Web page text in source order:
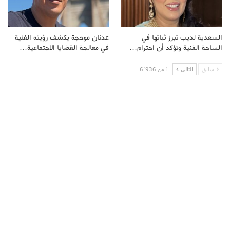
السعدية لديب تبرز ثباتها في
الساحة الفنية وتؤكد أن احترام…
عدنان موحجة يكشف رؤيته الفنية
في معالجة القضايا الاجتماعية…
سابق التالى 1 من 6٬936